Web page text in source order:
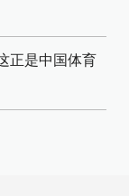
正是中国体育